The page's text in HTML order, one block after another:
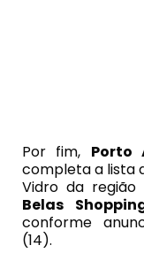
Por fim, Porto
completa a lista
Vidro da região
Belas
conforme
(14).